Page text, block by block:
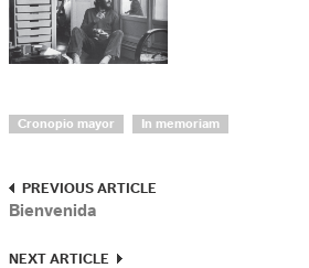
Cronopio mayor In memoriam
PREVIOUS ARTICLE
Bienvenida
NEXT ARTICLE